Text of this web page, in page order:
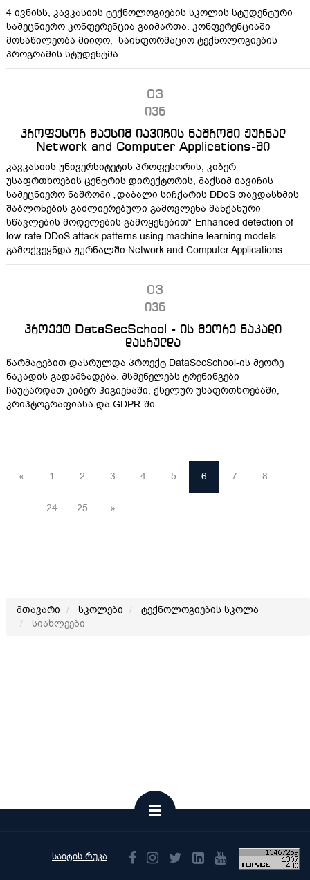
4 ივნისს, კავკასიის ტექნოლოგიების სკოლის სტუდენტური
სამეცნიერო კონფერენცია გაიმართა. კონფერენციაში
მონაწილეობა მიიღო, საინფორმაციო ტექნოლოგიების
პროგრამის სტუდენტმა.
03
ივნ
პროფესორ მაქსიმ იავიჩის ნაშრომი ჟურნალ
Network and Computer Applications-ში
კავკასიის უნივერსიტეტის პროფესორის, კიბერ
უსაფრთხოების ცენტრის დირექტორის, მაქსიმ იავიჩის
სამეცნიერო ნაშრომი „დაბალი სიჩქარის DDoS თავდასხმის
შაბლონების გაძლიერებული გამოვლენა მანქანური
სწავლების მოდელების გამოყენებით“-Enhanced detection of
low-rate DDoS attack patterns using machine learning models -
გამოქვეყნდა ჟურნალში Network and Computer Applications.
03
ივნ
პროექტ DataSecSchool - ის მეორე ნაკადი
დასრულდა
წარმატებით დასრულდა პროექტ DataSecSchool-ის მეორე
ნაკადის გადამზადება. მსმენელებს ტრენინგები
ჩაუტარდათ კიბერ ჰიგიენაში, ქსელურ უსაფრთხოებაში,
კრიპტოგრაფიასა და GDPR-ში.
« 1 2 3 4 5 6 7 8
... 24 25 »
მთავარი სკოლები
ტექნოლოგიების სკოლა
სიახლეები
საიტის რუკა